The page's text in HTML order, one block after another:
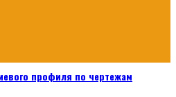
профиля по чертежам